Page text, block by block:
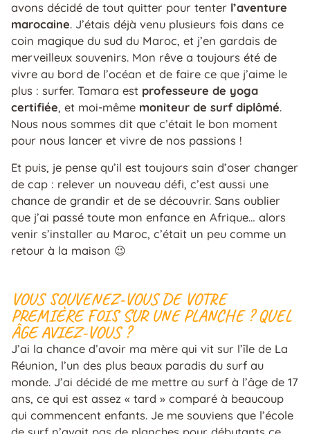
avons décidé de tout quitter pour tenter l’aventure
marocaine. J’étais déjà venu plusieurs fois dans ce
coin magique du sud du Maroc, et j’en gardais de
merveilleux souvenirs. Mon rêve a toujours été de
vivre au bord de l’océan et de faire ce que j’aime le
plus : surfer. Tamara est professeure de yoga
certifiée, et moi-même moniteur de surf diplômé.
Nous nous sommes dit que c’était le bon moment
pour nous lancer et vivre de nos passions !
Et puis, je pense qu’il est toujours sain d’oser changer
de cap : relever un nouveau défi, c’est aussi une
chance de grandir et de se découvrir. Sans oublier
que j’ai passé toute mon enfance en Afrique… alors
venir s’installer au Maroc, c’était un peu comme un
retour à la maison 😉
VOUS SOUVENEZ-VOUS DE VOTRE
PREMIÈRE FOIS SUR UNE PLANCHE ? QUEL
ÂGE AVIEZ-VOUS ?
J’ai la chance d’avoir ma mère qui vit sur l’île de La
Réunion, l’un des plus beaux paradis du surf au
monde. J’ai décidé de me mettre au surf à l’âge de 17
ans, ce qui est assez « tard » comparé à beaucoup
qui commencent enfants. Je me souviens que l’école